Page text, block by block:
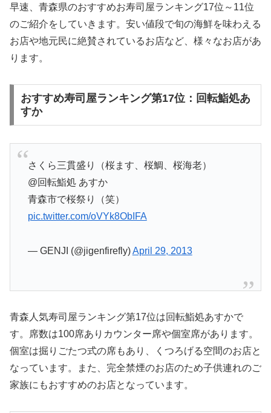
早速、青森県のおすすめお寿司屋ランキング17位～11位
のご紹介をしていきます。安い値段で旬の海鮮を味わえる
お店や地元民に絶賛されているお店など、様々なお店があ
ります。
おすすめ寿司屋ランキング第17位：回転鮨処あ
すか
さくら三貫盛り（桜ます、桜鯛、桜海老）
@回転鮨処 あすか
青森市で桜祭り（笑）
pic.twitter.com/oVYk8ObIFA
— GENJI (@jigenfirefly)April 29, 2013
青森人気寿司屋ランキング第17位は回転鮨処あすかで
す。席数は100席ありカウンター席や個室席があります。
個室は掘りごたつ式の席もあり、くつろげる空間のお店と
なっています。また、完全禁煙のお店のため子供連れのご
家族にもおすすめのお店となっています。